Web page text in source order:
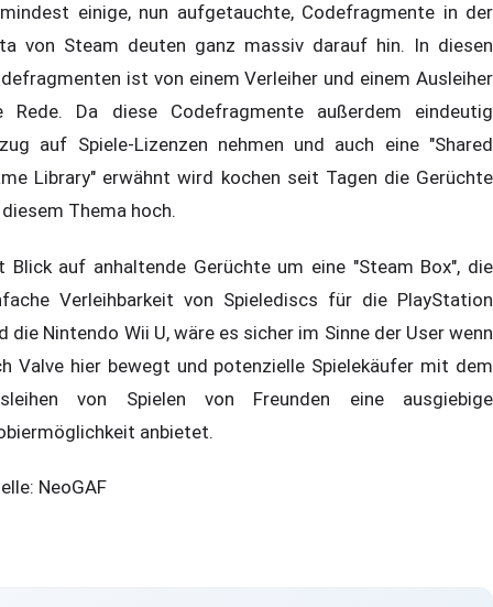
einige, nun aufgetauchte, Codefragmente in der
von Steam deuten ganz massiv darauf hin. In diesen
ist von einem Verleiher und einem Ausleiher
Rede. Da diese Codefragmente außerdem eindeutig
auf Spiele-Lizenzen nehmen und auch eine "Shared
Library" erwähnt wird kochen seit Tagen die Gerüchte
Thema hoch.
Blick auf anhaltende Gerüchte um eine "Steam Box", die
Verleihbarkeit von Spielediscs für die PlayStation
die Nintendo Wii U, wäre es sicher im Sinne der User wenn
Valve hier bewegt und potenzielle Spielekäufer mit dem
von Spielen von Freunden eine ausgiebige
anbietet.
NeoGAF